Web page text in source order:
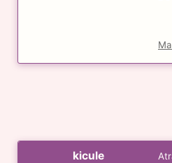
kicule